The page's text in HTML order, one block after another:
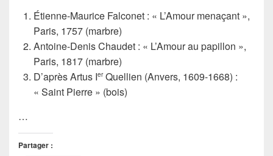
Étienne-Maurice Falconet : « L’Amour menaçant »,
Paris, 1757 (marbre)
Antoine-Denis Chaudet : « L’Amour au papillon »,
Paris, 1817 (marbre)
D’aprèsArtus Ier Quellien (Anvers, 1609-1668) :
« Saint Pierre » (bois)
…
Partager :